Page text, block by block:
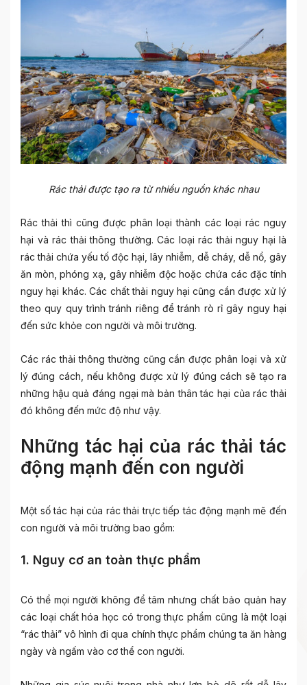
Rác thải được tạo ra từ nhiều nguồn khác nhau
Rác thải thì cũng được phân loại thành các loại rác nguy
hại và rác thải thông thường. Các loại rác thải nguy hại là
rác thải chứa yếu tố độc hại, lây nhiễm, dễ cháy, dễ nổ, gây
ăn mòn, phóng xạ, gây nhiễm độc hoặc chứa các đặc tính
nguy hại khác. Các chất thải nguy hại cũng cần được xử lý
theo quy quy trình tránh riêng để tránh rò rỉ gây nguy hại
đến sức khỏe con người và môi trường.
Các rác thải thông thường cũng cần được phân loại và xử
lý đúng cách, nếu không được xử lý đúng cách sẽ tạo ra
những hậu quả đáng ngại mà bản thân tác hại của rác thải
đó không đến mức độ như vậy.
Những tác hại của rác thải tác
động mạnh đến con người
Một số tác hại của rác thải trực tiếp tác động mạnh mẽ đến
con người và môi trường bao gồm:
1. Nguy cơ an toàn thực phẩm
Có thể mọi người không để tâm nhưng chất bảo quản hay
các loại chất hóa học có trong thực phẩm cũng là một loại
“rác thải” vô hình đi qua chính thực phẩm chúng ta ăn hàng
ngày và ngấm vào cơ thể con người.